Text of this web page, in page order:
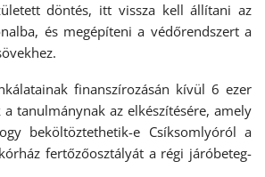
döntés, itt vissza kell állítani az
és megépíteni a védőrendszert a
finanszírozásán kívül 6 ezer
tanulmánynak az elkészítésére, amely
beköltöztethetik-e Csíksomlyóról a
fertőzőosztályát a régi járóbeteg-